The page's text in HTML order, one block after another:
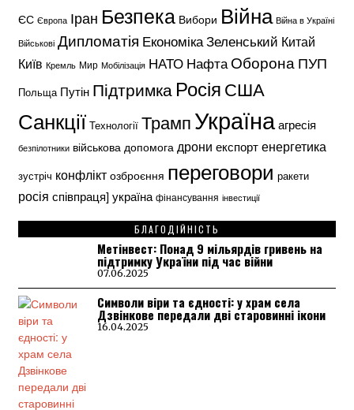
ЄС Європа Іран Безпека Вибори Війна Війна в Україні
Військові Дипломатія ЕкономікаЗеленський Китай
Київ Кремль Мир Мобілізація НАТО НафтаОборона ПУП
Польща Путін Підтримка РосіяСША
Санкції Технології ТрампУкраїнаагресія
безпілотники військова допомога дрони експорт енергетика
зустріч конфлікт озброєння переговори ракети
росія співпраця] україна фінансування інвестиції
БЛАГОДІЙНІСТЬ
Метінвест: Понад 9 мільярдів гривень на
підтримку України під час війни
07.06.2025
Символи віри та єдності: у храм села
Дзвінкове передали дві старовинні ікони
16.04.2025